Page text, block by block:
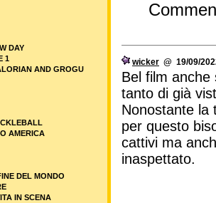
wicker @ 19/09/
Bel film
tanto di già
Nonostante la
per questo
cattivi ma
inaspettato.
DAY
1
AND GROGU
AMERICA
DEL MONDO
IN SCENA